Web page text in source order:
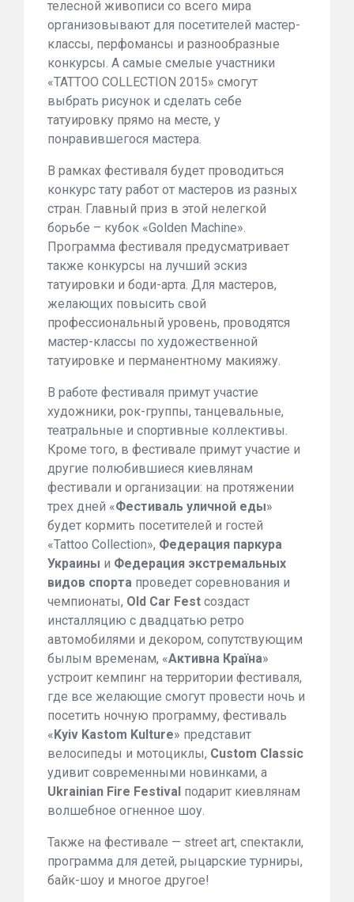
телесной живописи со всего мира
организовывают для посетителей мастер-
классы, перфомансы и разнообразные
конкурсы. А самые смелые участники
«TATTOO COLLECTION 2015» смогут
выбрать рисунок и сделать себе
татуировку прямо на месте, у
понравившегося мастера.
В рамках фестиваля будет проводиться
конкурс тату работ от мастеров из разных
стран. Главный приз в этой нелегкой
борьбе – кубок «Golden Machine».
Программа фестиваля предусматривает
также конкурсы на лучший эскиз
татуировки и боди-арта. Для мастеров,
желающих повысить свой
профессиональный уровень, проводятся
мастер-классы по художественной
татуировке и перманентному макияжу.
В работе фестиваля примут участие
художники, рок-группы, танцевальные,
театральные и спортивные коллективы.
Кроме того, в фестивале примут участие и
другие полюбившиеся киевлянам
фестивали и организации: на протяжении
трех дней «Фестиваль уличной еды»
будет кормить посетителей и гостей
«Tattoo Collection», Федерация паркура
Украины и Федерация экстремальных
видов спорта проведет соревнования и
чемпионаты, Old Car Fest создаcт
инсталляцию с двадцатью ретро
автомобилями и декором, сопутствующим
былым временам, «Активна Країна»
устроит кемпинг на территории фестиваля,
где все желающие смогут провести ночь и
посетить ночную программу, фестиваль
«Kyiv Kastom Kulture» представит
велосипеды и мотоциклы, Custom Classic
удивит современными новинками, а
Ukrainian Fire Festival подарит киевлянам
волшебное огненное шоу.
Также на фестивале — street art, спектакли,
программа для детей, рыцарские турниры,
байк-шоу и многое другое!